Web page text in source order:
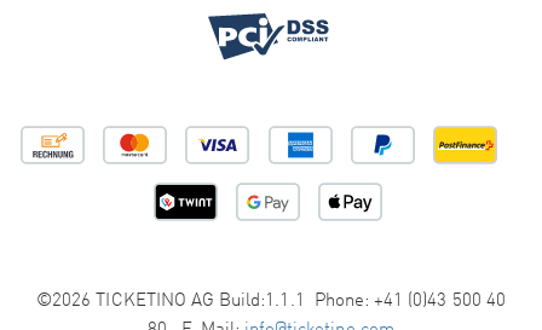
©2026 TICKETINO AG Build:1.1.1 Phone: +41 (0)43 500 40